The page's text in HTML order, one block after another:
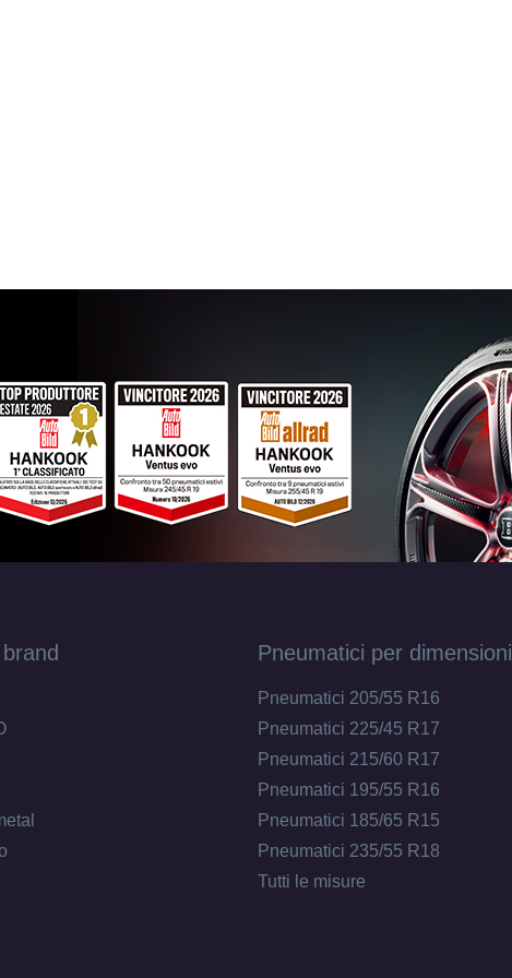
Pneumatici per dimensioni
Pneumatici 205/55 R16
Pneumatici 225/45 R17
Pneumatici 215/60 R17
Pneumatici 195/55 R16
Pneumatici 185/65 R15
Pneumatici 235/55 R18
Tutti le misure